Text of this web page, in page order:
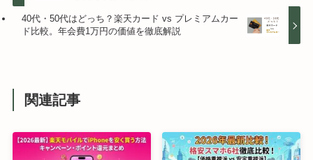
40代・50代はどっち？楽天カード vs プレミアムカー
ド比較。年会費1万円の価値を徹底解説
関連記事